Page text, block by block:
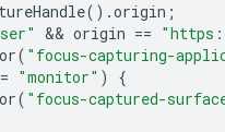
().origin ;
&& origin ==
( "focus-capturing-
"monitor" )
{
( "focus-captured-